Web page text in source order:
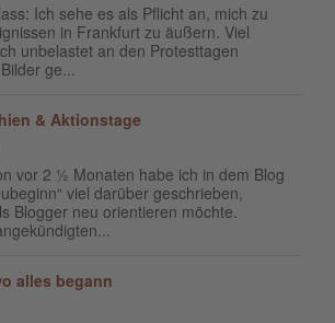
Ich sehe es als Pflicht an, mich zu
in Frankfurt zu äußern. Viel
unbelastet an den Protesttagen
ge...
& Aktionstage
vor 2 ½ Monaten habe ich in dem Blog
viel darüber geschrieben,
Blogger neu orientieren möchte.
alles begann